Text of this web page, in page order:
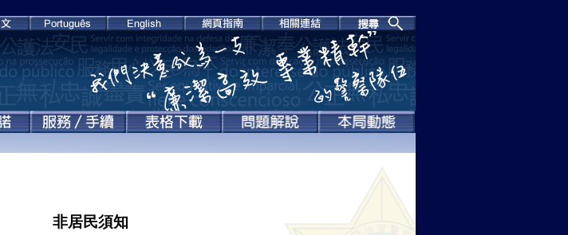
非居民須知